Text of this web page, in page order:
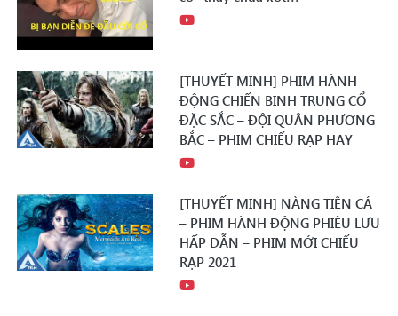
[THUYẾT MINH] PHIM HÀNH
ĐỘNG CHIẾN BINH TRUNG CỔ
ĐẶC SẮC – ĐỘI QUÂN PHƯƠNG
BẮC – PHIM CHIẾU RẠP HAY
[THUYẾT MINH] NÀNG TIÊN CÁ
– PHIM HÀNH ĐỘNG PHIÊU LƯU
HẤP DẪN – PHIM MỚI CHIẾU
RẠP 2021